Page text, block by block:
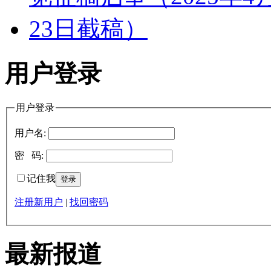
用户登录
用户登录
用户名:
密 码:
记住我
注册新用户 找回密码
最新报道